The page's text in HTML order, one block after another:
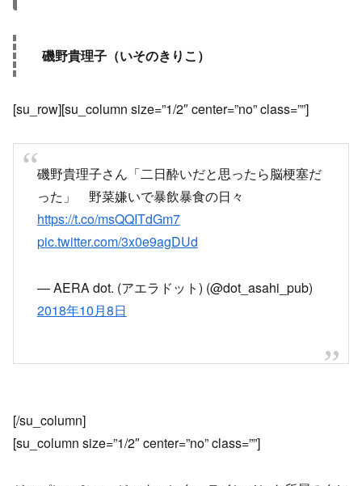
磯野貴理子（いそのきりこ）
[su_row][su_column size=”1/2″ center=”no” class=””]
磯野貴理子さん「二日酔いだと思ったら脳梗塞だ
った」 野菜嫌いで暴飲暴食の日々
https://t.co/msQQITdGm7
pic.twitter.com/3x0e9agDUd
— AERA dot. (アエラドット) (@dot_asahi_pub)
2018年10月8日
[/su_column]
[su_column size=”1/2″ center=”no” class=””]